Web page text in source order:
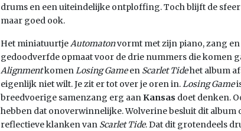
drums en een uiteindelijke ontploffing. Toch blijft de
maar goed ook.
Het miniatuurtjeAutomatonvormt met zijn piano, zang
gedoodverfde opmaat voor de drie nummers die komen
AlignmentkomenLosing Gameen Scarlet Tidehet album
eigenlijk niet wilt. Je zit er tot over je oren in.Losing Game
breedvoerige samenzang erg aan Kansas doet denken.
hebben dat onoverwinnelijke. Wolverine besluit dit album
reflectieve klanken van Scarlet Tide. Dat dit grotendeels